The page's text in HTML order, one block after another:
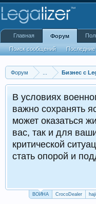
Форум Бизнес с
В условиях
важно сохранять
может оказаться
вас, так и для
критической
стать опорой и
ВОЙНА CrocoDealer
Главная Форум
Поиск сообщений